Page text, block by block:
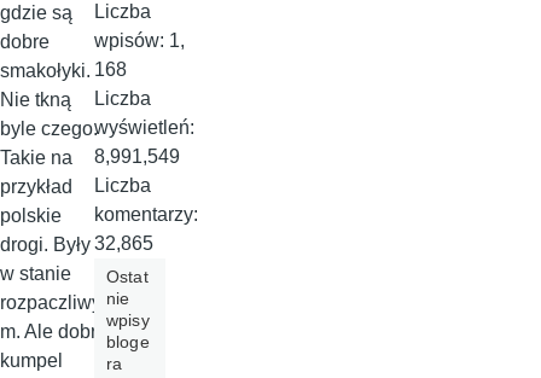
gdzie są
dobre
smakołyki.
Nie tkną
byle czego.
Takie na
przykład
polskie
drogi. Były
w stanie
rozpaczliwy
m. Ale dobry
kumpel
Liczba
wpisów: 1,
168
Liczba
wyświetleń:
8,991,549
Liczba
komentarzy:
32,865
Ostat
nie
wpisy
bloge
ra